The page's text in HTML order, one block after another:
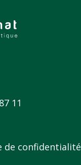
11
de confidentialité